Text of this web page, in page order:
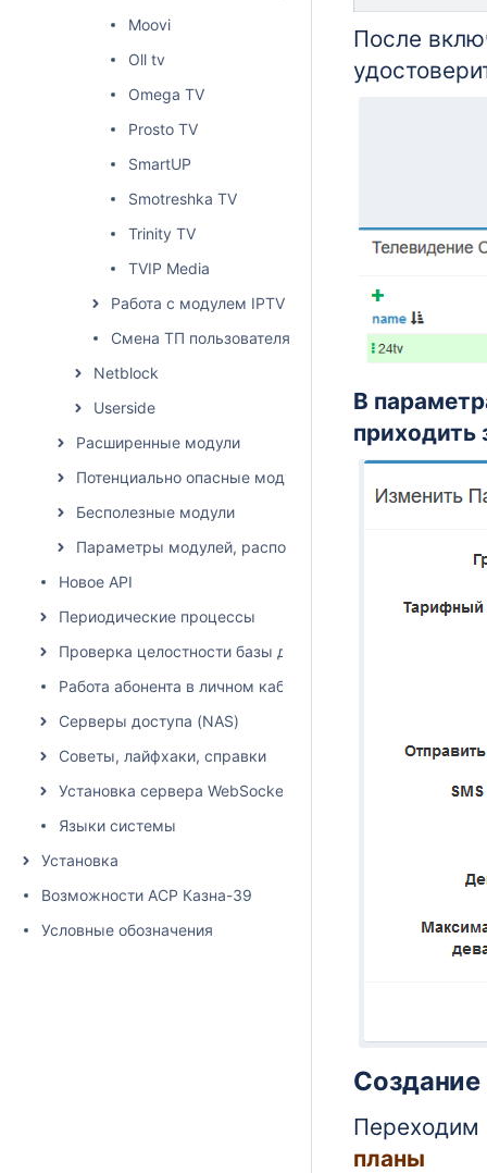
Moovi
Oll tv
Omega TV
Prosto TV
SmartUP
Smotreshka TV
Trinity TV
TVIP Media
Работа с модулем IPTV
Смена ТП пользователя по расписанию
Netblock
Userside
Расширенные модули
Потенциально опасные модули
Бесполезные модули
Параметры модулей, расположение влияет на
Новое API
Периодические процессы
Проверка целостности базы данных
Работа абонента в личном кабинете
Серверы доступа (NAS)
Советы, лайфхаки, справки
Установка сервера WebSocket
Языки системы
Установка
Возможности АСР Казна-39
Условные обозначения
После
В
приходить
планы